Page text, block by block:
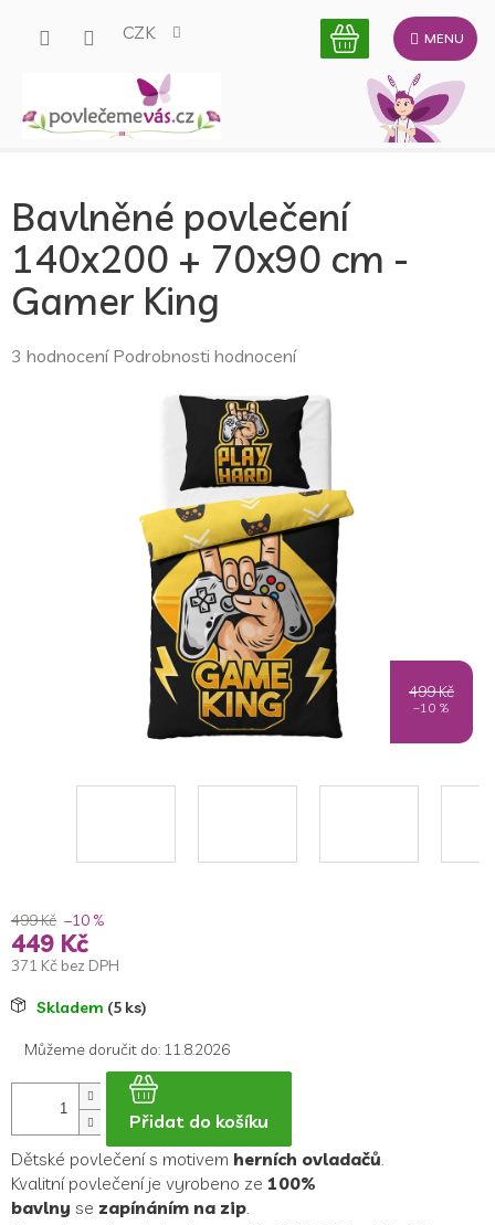
CZK
Bavlněné povlečení
140x200 + 70x90 cm -
Gamer King
Průměrné
3 hodnocení Podrobnosti hodnocení
499 Kč
–10 %
499 Kč –10 %
449 Kč
371 Kč bez DPH
MěrnáSkladem (5 ks)
Můžeme doručit do: 11.8.2026
Přidat do košíku
Dětské povlečení s motivem herních ovladačů
Kvalitní povlečení je vyrobeno ze 100%
bavlny se zapínáním na zip